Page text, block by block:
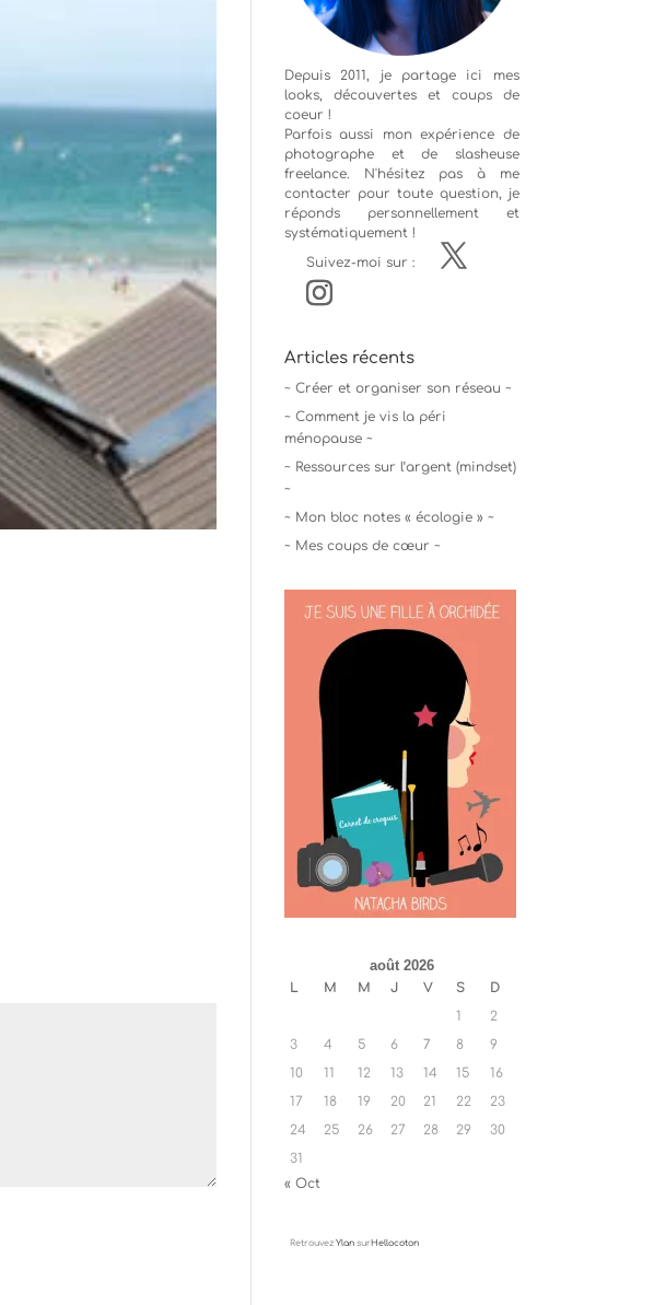
Depuis 2011, je partage ici mes
looks, découvertes et coups de
coeur !
Parfois aussi mon expérience de
photographeet de slasheuse
freelance. N'hésitez pas à me
contacter pour toute question, je
réponds personnellement et
systématiquement !
Suivez-moi sur :
Articles récents
~ Créer et organiser son réseau ~
~ Comment je vis la péri
ménopause ~
~ Ressources sur l’argent (mindset)
~
~ Mon bloc notes « écologie » ~
~ Mes coups de cœur ~
août 2026
L M M J V S
D
1
2
3
4 5 6 7 8
9
10
11 12 13 14 15
16
17
18 19 20 21 22
23
24
25 26 27 28 29
30
31
« Oct
Retrouvez Ylansur Hellocoton